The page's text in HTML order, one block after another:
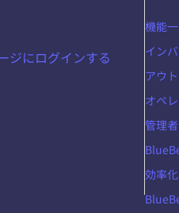
ジにログインする
機能
イン
アウ
オペ
管理
効率